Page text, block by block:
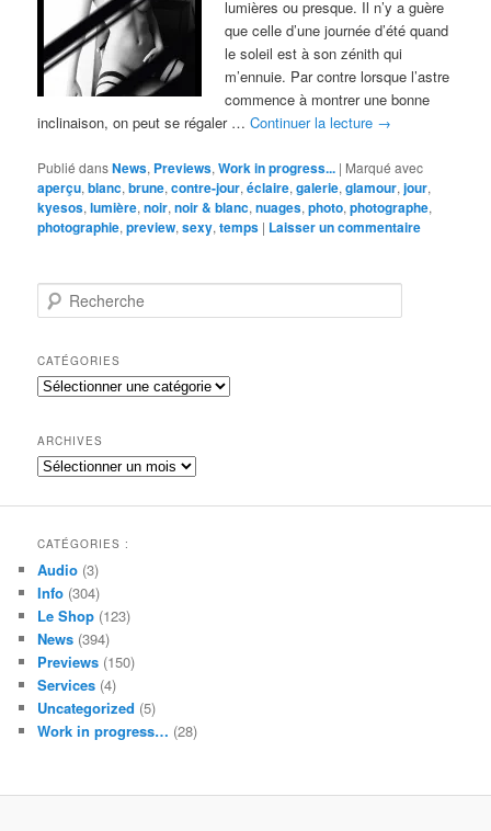
lumières ou presque. Il n’y a guère
que celle d’une journée d’été quand
le soleil est à son zénith qui
m’ennuie. Par contre lorsque l’astre
commence à montrer une bonne
inclinaison, on peut se régaler …Continuer la lecture →
Publié dansNews, Previews,Work in progress... | Marqué avec
aperçu,blanc,brune,contre-jour,éclaire,galerie,glamour,jour,
kyesos,lumière,noir,noir & blanc,nuages,photo,photographe,
photographie,preview,sexy,temps | Laisser un commentaire
e
h
e
r
h
e
CATÉGORIES
Catégories
ARCHIVES
Archives
CATÉGORIES :
Audio (3)
Info (304)
Le Shop (123)
News (394)
Previews (150)
Services (4)
Uncategorized (5)
Work in progress… (28)